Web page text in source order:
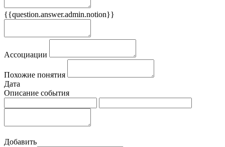
{{question.answer.admin.notion}}
Ассоциации
Похожие понятия
Дата
Описание события
Добавить